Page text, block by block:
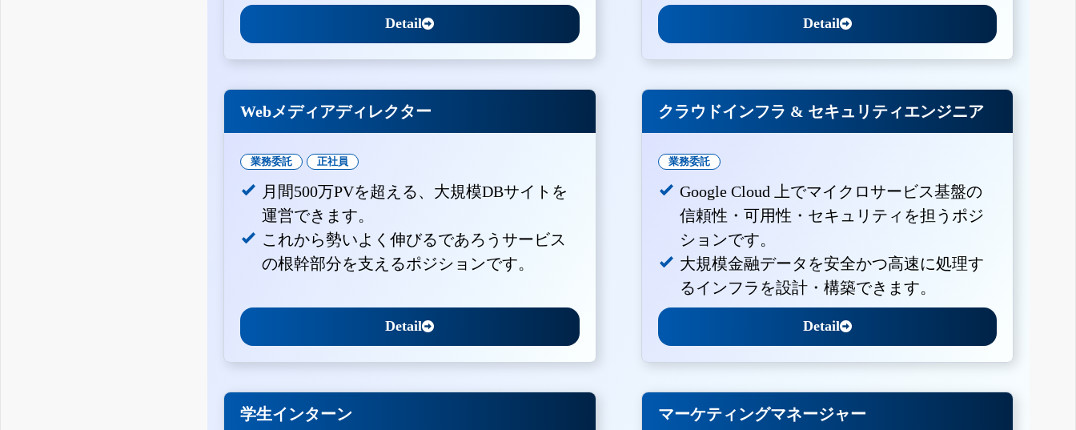
Detail Detail
Webメディアディレクター
業務委託 正社員
月間500万PVを超える、大規模DBサイトを
運営できます。
これから勢いよく伸びるであろうサービス
の根幹部分を支えるポジションです。
Detail
クラウドインフラ & セキュリティエンジニア
業務委託
Google Cloud 上でマイクロサービス基盤の
信頼性・可用性・セキュリティを担うポジ
ションです。
大規模金融データを安全かつ高速に処理す
るインフラを設計・構築できます。
Detail
学生インターン マーケティングマネージャー